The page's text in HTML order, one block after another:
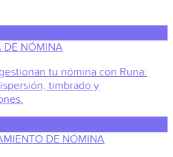
DE NÓMINA
tu nómina con Runa:
timbrado y
DE NÓMINA